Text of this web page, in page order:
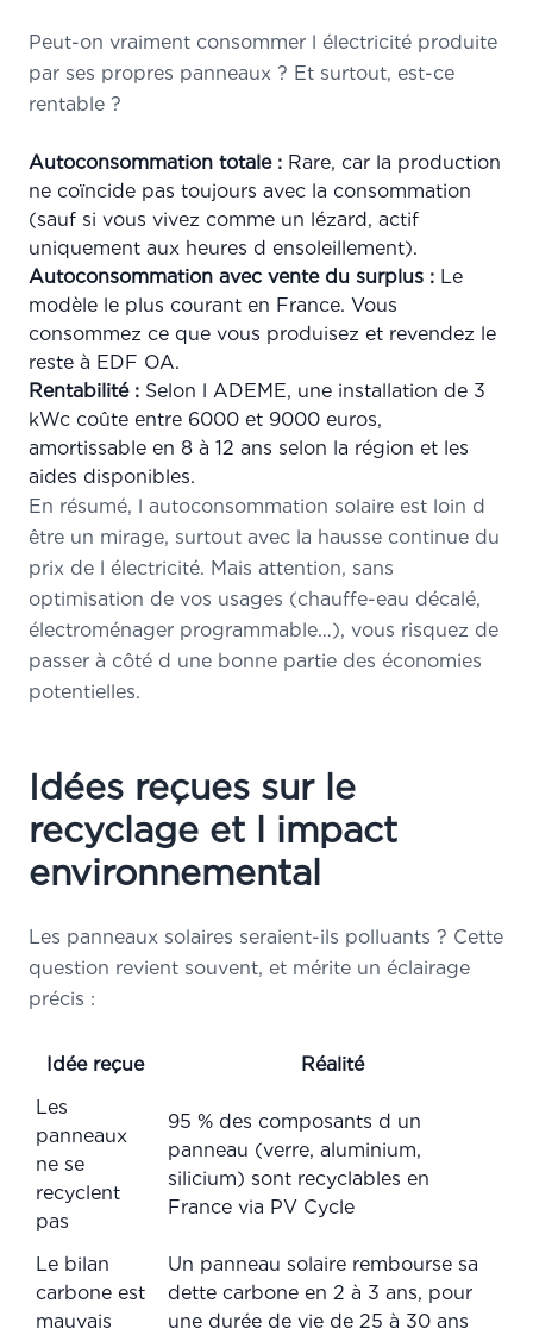
Peut-on vraiment consommer l électricité produite
par ses propres panneaux ? Et surtout, est-ce
rentable ?
Autoconsommation totale : Rare, car la production
ne coïncide pas toujours avec la consommation
(sauf si vous vivez comme un lézard, actif
uniquement aux heures d ensoleillement).
Autoconsommation avec vente du surplus : Le
modèle le plus courant en France. Vous
consommez ce que vous produisez et revendez le
reste à EDF OA.
Rentabilité : Selon l ADEME, une installation de 3
kWc coûte entre 6000 et 9000 euros,
amortissable en 8 à 12 ans selon la région et les
aides disponibles.
En résumé, l autoconsommation solaire est loin d
être un mirage, surtout avec la hausse continue du
prix de l électricité. Mais attention, sans
optimisation de vos usages (chauffe-eau décalé,
électroménager programmable…), vous risquez de
passer à côté d une bonne partie des économies
potentielles.
Idées reçues sur le
recyclage et l impact
environnemental
Les panneaux solaires seraient-ils polluants ? Cette
question revient souvent, et mérite un éclairage
précis :
Idée reçue
Réalité
Les
panneaux
ne se
recyclent
pas
95 % des composants d un
panneau (verre, aluminium,
silicium) sont recyclables en
France via PV Cycle
Le bilan
carbone est
mauvais
Un panneau solaire rembourse sa
dette carbone en 2 à 3 ans, pour
une durée de vie de 25 à 30 ans